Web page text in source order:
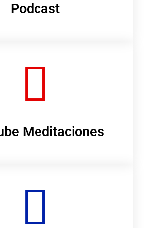
Podcast
Meditaciones